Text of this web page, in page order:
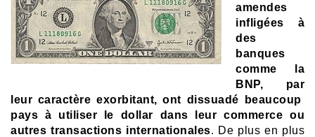
amendes
infligées à
des
banques
comme la
BNP, par
leur caractère exorbitant, ont dissuadé beaucoup
pays à utiliser le dollar dans leur commerce ou
autres transactions internationales. De plus en plus